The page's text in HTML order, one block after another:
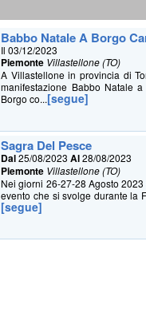
Babbo Natale A Borgo
Il 03/12/2023
Piemonte Villastellone (TO)
A Villastellone in provincia di
manifestazione Babbo Natale
Borgo co...[segue]
Sagra Del Pesce
Dal25/08/2023Al28/08/2023
Piemonte Villastellone (TO)
Nei giorni 26-27-28 Agosto
evento che si svolge durante la
[segue]